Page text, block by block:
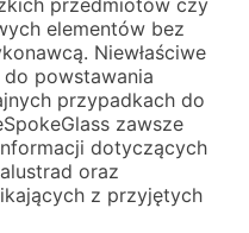
przedmiotów czy
elementów bez
Niewłaściwe
powstawania
przypadkach do
zawsze
dotyczących
oraz
z przyjętych